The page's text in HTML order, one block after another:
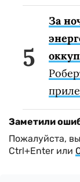
За
Заметили
Пожалуйста,
Ctrl+Enter или